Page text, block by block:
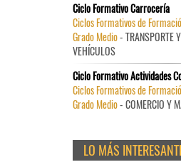
Ciclo Formativo Carrocería
Ciclos Formativos de
Grado Medio- TRANSPORTE
VEHÍCULOS
Ciclo Formativo Actividades
Ciclos Formativos de
Grado Medio- COMERCIO Y
LO MÁS